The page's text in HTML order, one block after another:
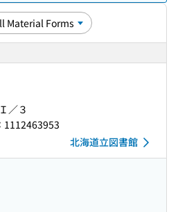
／３
1112463953
北海道立図書館